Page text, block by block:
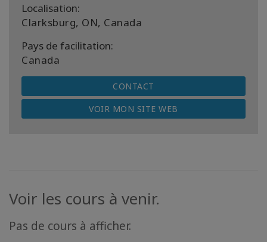
Localisation:
Clarksburg, ON, Canada
Pays de facilitation:
Canada
CONTACT
VOIR MON SITE WEB
Voir les cours à venir.
Pas de cours à afficher.